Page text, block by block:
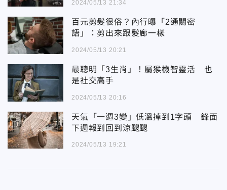
2024/05/13 21:34
百元剪髮很俗？內行曝「2通關密
語」：剪出來跟髮廊一樣
2024/05/13 20:21
最聰明「3生肖」！屬猴機智靈活 也
是社交高手
2024/05/13 20:16
天氣「一週3變」低溫掉到1字頭 鋒面
下週報到回到涼颼颼
2024/05/13 19:21